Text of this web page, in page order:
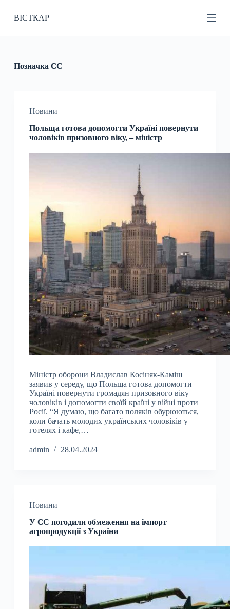
и
ВІСТКАР
Позначка ЄС
Новини
Польща готова допомогти Україні повернути
чоловіків призовного віку, – міністр
Міністр оборони Владислав Косіняк-Каміш
заявив у середу, що Польща готова допомогти
Україні повернути громадян призовного віку
чоловіків і допомогти своїй країні у війні проти
Росії. “Я думаю, що багато поляків обурюються,
коли бачать молодих українських чоловіків у
готелях і кафе,…
admin 28.04.2024
Новини
У ЄС погодили обмеження на імпорт
агропродукції з України